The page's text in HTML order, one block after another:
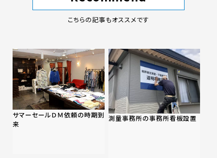
こちらの記事もオススメです
サマーセールＤＭ依頼の時期到
来
測量事務所の事務所看板設置